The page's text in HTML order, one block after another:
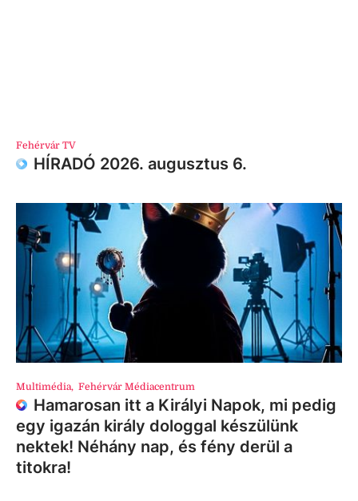
Fehérvár TV
HÍRADÓ 2026. augusztus 6.
Multimédia, Fehérvár Médiacentrum
Hamarosan itt a Királyi Napok, mi pedig
egy igazán király dologgal készülünk
nektek! Néhány nap, és fény derül a
titokra!